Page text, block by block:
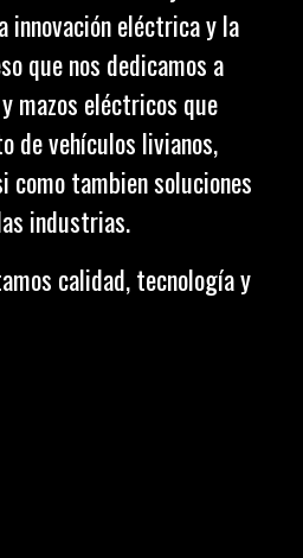
innovación eléctrica y la
que nos dedicamos a
mazos eléctricos que
de vehículos livianos,
como tambien soluciones
industrias.
calidad, tecnología y